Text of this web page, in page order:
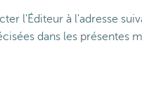
l'Éditeur à l'adresse
dans les présentes